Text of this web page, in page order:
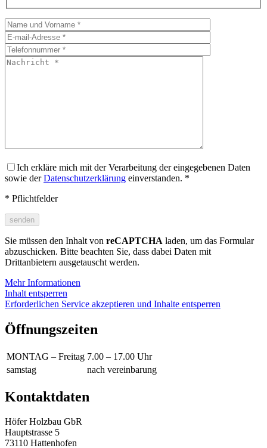
Ich erkläre mich mit der Verarbeitung der eingegebenen Daten
sowie derDatenschutzerklärung einverstanden. *
* Pflichtfelder
Sie müssen den Inhalt von reCAPTCHA laden, um das Formular
abzuschicken. Bitte beachten Sie, dass dabei Daten mit
Drittanbietern ausgetauscht werden.
Mehr Informationen
Inhalt entsperren
Erforderlichen Service akzeptieren und Inhalte entsperren
Öffnungszeiten
MONTAG – Freitag 7.00 – 17.00 Uhr
samstag
nach vereinbarung
Kontaktdaten
Höfer Holzbau GbR
Hauptstrasse 5
73110 Hattenhofen